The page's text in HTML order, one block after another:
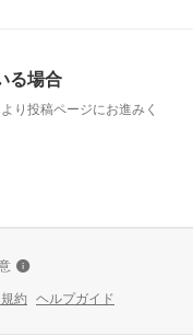
る場合
り投稿ページにお進みく
約 ヘルプガイド